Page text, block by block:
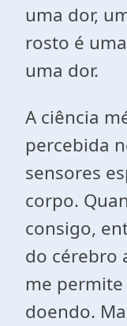
uma dor,
rosto é
uma dor.
A ciência
percebida
sensores
corpo.
consigo,
do cérebro
me
doendo.